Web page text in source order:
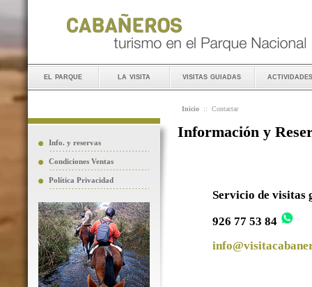
el parque la visita visitas guiadas actividades
Info. y reservas
Condiciones Ventas
Política Privacidad
Inicio :: Contactar
Información y
Servicio de visitas
926 77 53 84